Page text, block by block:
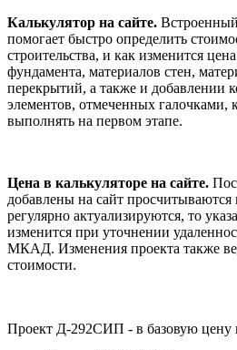
Калькулятор на сайте.
помогает быстро определить
строительства, и как изменится
фундамента, материалов стен,
перекрытий, а также и добавлении
элементов, отмеченных галочками,
выполнять на первом этапе.
Цена в калькуляторе на сайте.
добавлены на сайт
регулярно актуализируются, то
изменится при уточнении
МКАД. Изменения проекта также
стоимости.
Проект Д-292СИП - в базовую цену